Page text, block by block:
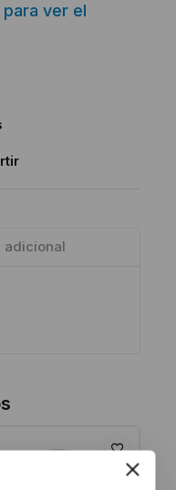
ver el
adicional